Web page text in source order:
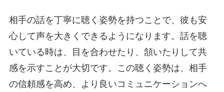
相手の話を丁寧に聴く姿勢を持つことで、彼も安
心して声を大きくできるようになります。話を聴
いている時は、目を合わせたり、頷いたりして共
感を示すことが大切です。この聴く姿勢は、相手
の信頼感を高め、より良いコミュニケーションへ